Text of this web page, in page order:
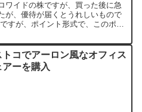
ワイドの株ですが、買った後に急
が、優待が届くとうれしいもので
すが、ポイント形式で、このポイ
トコでアーロン風なオフィス
アーを購入